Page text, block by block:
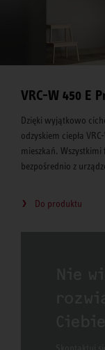
VRC-W 450 E
Dzięki wyjątkowo
odzyskiem ciepła
mieszkań.
bezpośrednio z
Do produktu